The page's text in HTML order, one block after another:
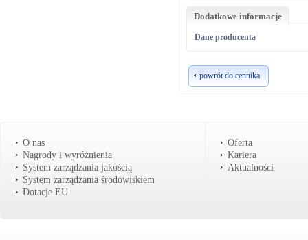
Dodatkowe informacje
Dane producenta
powrót do cennika
O nas
Nagrody i wyróżnienia
System zarządzania jakością
System zarządzania środowiskiem
Dotacje EU
Oferta
Kariera
Aktualności